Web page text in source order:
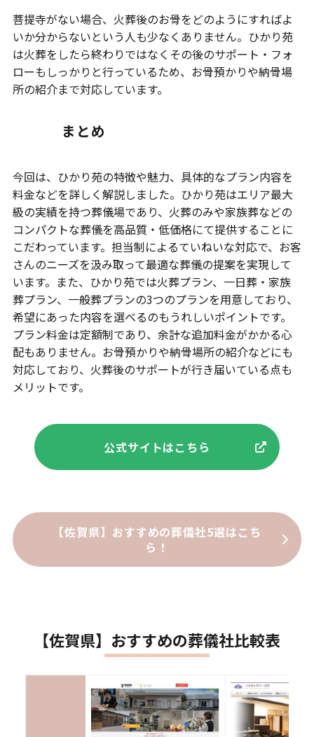
菩提寺がない場合、火葬後のお骨をどのようにすればよ
いか分からないという人も少なくありません。ひかり苑
は火葬をしたら終わりではなくその後のサポート・フォ
ローもしっかりと行っているため、お骨預かりや納骨場
所の紹介まで対応しています。
まとめ
今回は、ひかり苑の特徴や魅力、具体的なプラン内容を
料金などを詳しく解説しました。ひかり苑はエリア最大
級の実績を持つ葬儀場であり、火葬のみや家族葬などの
コンパクトな葬儀を高品質・低価格にて提供することに
こだわっています。担当制によるていねいな対応で、お客
さんのニーズを汲み取って最適な葬儀の提案を実現して
います。また、ひかり苑では火葬プラン、一日葬・家族
葬プラン、一般葬プランの3つのプランを用意しており、
希望にあった内容を選べるのもうれしいポイントです。
プラン料金は定額制であり、余計な追加料金がかかる心
配もありません。お骨預かりや納骨場所の紹介などにも
対応しており、火葬後のサポートが行き届いている点も
メリットです。
公式サイトはこちら
【佐賀県】おすすめの葬儀社5選はこち
ら！
【佐賀県】おすすめの葬儀社比較表